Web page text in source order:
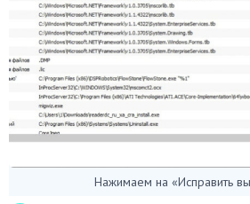
Нажимаем на «Исправить